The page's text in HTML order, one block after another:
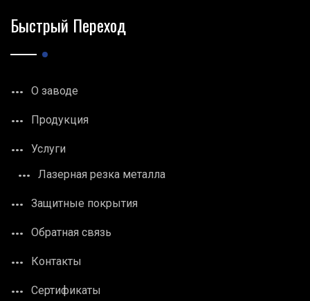
Быстрый Переход
О заводе
Продукция
Услуги
Лазерная резка металла
Защитные покрытия
Обратная связь
Контакты
Сертификаты